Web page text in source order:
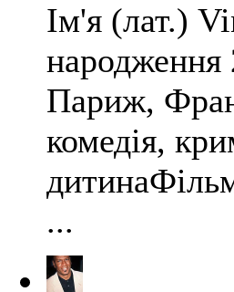
Ім'я (лат.)
народження
Париж,
комедія,
...